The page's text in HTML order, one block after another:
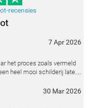
recensies
7 Apr 2026
het proces zoals vermeld
heel mooi schilderij laten
30 Mar 2026